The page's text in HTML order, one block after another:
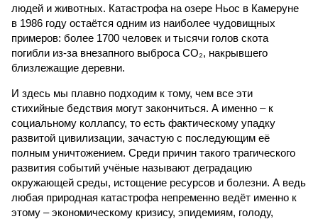
людей и животных. Катастрофа на озере Ньос в Камеруне
в 1986 году остаётся одним из наиболее чудовищных
примеров: более 1700 человек и тысячи голов скота
погибли из-за внезапного выброса CO₂, накрывшего
близлежащие деревни.
И здесь мы плавно подходим к тому, чем все эти
стихийные бедствия могут закончиться. А именно – к
социальному коллапсу, то есть фактическому упадку
развитой цивилизации, зачастую с последующим её
полным уничтожением. Среди причин такого трагического
развития событий учёные называют деградацию
окружающей среды, истощение ресурсов и болезни. А ведь
любая природная катастрофа непременно ведёт именно к
этому – экономическому кризису, эпидемиям, голоду,